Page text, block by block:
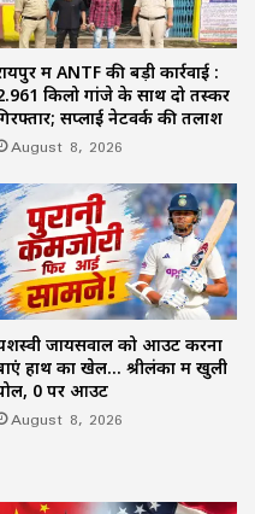
में ANTF की बड़ी कार्रवाई :
किलो गांजे के साथ दो तस्कर
सप्लाई नेटवर्क की तलाश
August 8, 2026
जायसवाल को आउट करना
हाथ का खेल… श्रीलंका में खुली
0 पर आउट
August 8, 2026